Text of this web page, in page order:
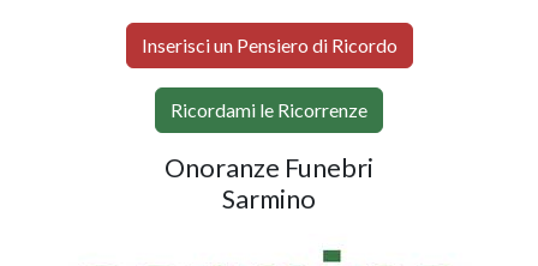
Inserisci un Pensiero di Ricordo
Ricordami le Ricorrenze
Onoranze Funebri
Sarmino